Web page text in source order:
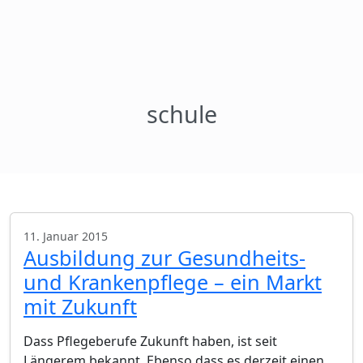
schule
11. Januar 2015
Ausbildung zur Gesundheits-
und Krankenpflege – ein Markt
mit Zukunft
Dass Pflegeberufe Zukunft haben, ist seit